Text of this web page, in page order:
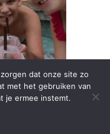
dat onze site zo
met het gebruiken van
je ermee instemt.